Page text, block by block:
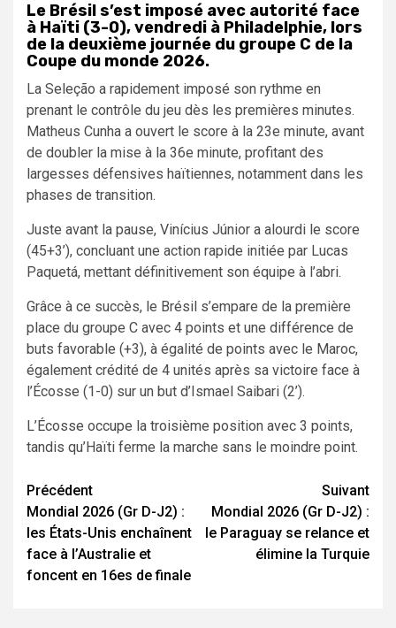
Le Brésil s’est imposé avec autorité face
à Haïti (3-0), vendredi à Philadelphie, lors
de la deuxième journée du groupe C de la
Coupe du monde 2026.
La Seleção a rapidement imposé son rythme en
prenant le contrôle du jeu dès les premières minutes.
Matheus Cunha a ouvert le score à la 23e minute, avant
de doubler la mise à la 36e minute, profitant des
largesses défensives haïtiennes, notamment dans les
phases de transition.
Juste avant la pause, Vinícius Júnior a alourdi le score
(45+3’), concluant une action rapide initiée par Lucas
Paquetá, mettant définitivement son équipe à l’abri.
Grâce à ce succès, le Brésil s’empare de la première
place du groupe C avec 4 points et une différence de
buts favorable (+3), à égalité de points avec le Maroc,
également crédité de 4 unités après sa victoire face à
l’Écosse (1-0) sur un but d’Ismael Saibari (2’).
L’Écosse occupe la troisième position avec 3 points,
tandis qu’Haïti ferme la marche sans le moindre point.
Navigation
d’article
Précédent
Mondial 2026 (Gr D-J2) :
les États-Unis enchaînent
face à l’Australie et
foncent en 16es de finale
Suivant
Mondial 2026 (Gr D-J2) :
le Paraguay se relance et
élimine la Turquie